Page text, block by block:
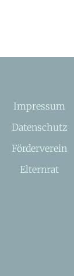
Impressum
Datenschutz
Förderverein
Elternrat